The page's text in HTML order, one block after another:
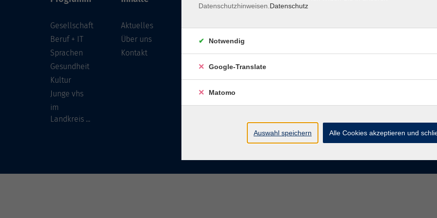
Gesellschaft
Beruf + IT
Sprachen
Gesundheit
Kultur
Junge vhs
im
Landkreis ...
Aktuelles
Über uns
Kontakt
96450 Coburg
info@vhs-coburg.de
Tel: 09561 8825-0
Datenschutzhinweisen. Datenschutz
Notwendig
Google-Translate
Matomo
Auswahl speichern Alle Cookies akzeptieren und